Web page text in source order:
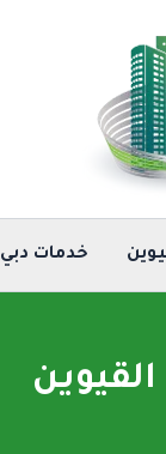
خدمات دبي